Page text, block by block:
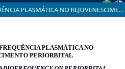
EFEITOS DA RADIOFREQUÊNCIA PLASMÁTICA NO REJUVENESCIMENTO PERIORBITAL